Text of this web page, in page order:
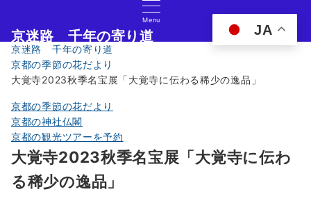
Menu
京迷路 千年の寄り道
京都の観光イベント・グルメ・ショッピングの情報サイト
京迷路 千年の寄り道
京都の季節の花だより
大覚寺2023秋季名宝展「大覚寺に伝わる稀少の逸品」
京都の季節の花だより
京都の神社仏閣
京都の観光ツアーを予約
大覚寺2023秋季名宝展「大覚寺に伝わ
る稀少の逸品」
JA